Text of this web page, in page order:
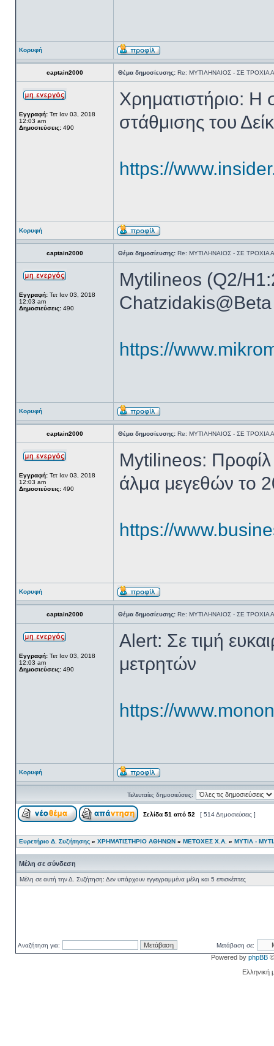
Κορυφή
captain2000 Θέμα δημοσίευσης: Re: ΜΥΤΙΛΗΝΑΙΟΣ - ΣΕ ΤΡΟΧΙΑ
Εγγραφή: Τετ Ιαν 03, 2018
12:03 am
Δημοσιεύσεις: 490
Χρηματιστήριο: Η
στάθμισης του
https://
Κορυφή
captain2000 Θέμα δημοσίευσης: Re: ΜΥΤΙΛΗΝΑΙΟΣ - ΣΕ ΤΡΟΧΙΑ
Εγγραφή: Τετ Ιαν 03, 2018
12:03 am
Δημοσιεύσεις: 490
Mytilineos (Q2/
https://
Κορυφή
captain2000 Θέμα δημοσίευσης: Re: ΜΥΤΙΛΗΝΑΙΟΣ - ΣΕ ΤΡΟΧΙΑ
Εγγραφή: Τετ Ιαν 03, 2018
12:03 am
Δημοσιεύσεις: 490
Mytilineos: Προφίλ
άλμα μεγεθών το
https://
Κορυφή
captain2000 Θέμα δημοσίευσης: Re: ΜΥΤΙΛΗΝΑΙΟΣ - ΣΕ ΤΡΟΧΙΑ
Εγγραφή: Τετ Ιαν 03, 2018
12:03 am
Δημοσιεύσεις: 490
Alert: Σε τιμή
μετρητών
https://
Κορυφή
Τελευταίες δημοσιεύσεις:
Σελίδα 51 από 52 [ 514 Δημοσιεύσεις ]
Ευρετήριο Δ. Συζήτησης » ΧΡΗΜΑΤΙΣΤΗΡΙΟ ΑΘΗΝΩΝ » ΜΕΤΟΧΕΣ Χ.Α. » ΜΥΤΙΛ -
Μέλη σε σύνδεση
Μέλη σε αυτή την Δ. Συζήτηση: Δεν υπάρχουν εγγεγραμμένα μέλη και 5 επισκέπτες
Αναζήτηση για: Μετάβαση σε:
Powered by phpBB
Ελληνική